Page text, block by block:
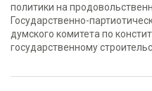
политики на
Государственно-
думского комитета по
государственному